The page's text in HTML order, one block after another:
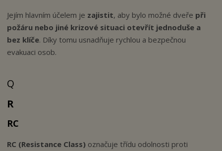
Jejím hlavním účelem je zajistit, aby bylo možné dveře při
požáru nebo jiné krizové situaci otevřít jednoduše a
bez klíče. Díky tomu usnadňuje rychlou a bezpečnou
evakuaci osob.
Q
R
RC
RC (Resistance Class) označuje třídu odolnosti proti